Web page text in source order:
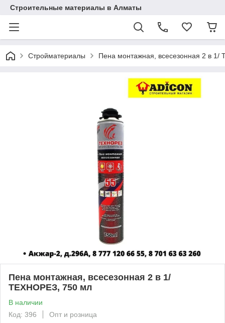
Строительные материалы в Алматы
Стройматериалы Пена монтажная, всесезонная 2 в
Пена монтажная, всесезонная 2 в 1/
ТЕХНОРЕЗ, 750 мл
В наличии
Код: 396
Опт и розница